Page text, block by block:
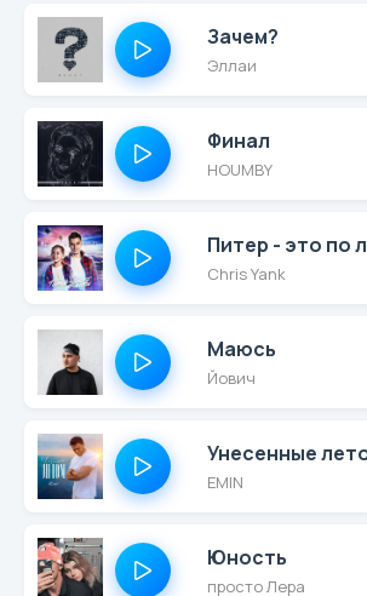
Зачем?
Эллаи
Финал
HOUMBY
Chris Yank
Маюсь
Йович
Унесенные
EMIN
Юность
просто Лера